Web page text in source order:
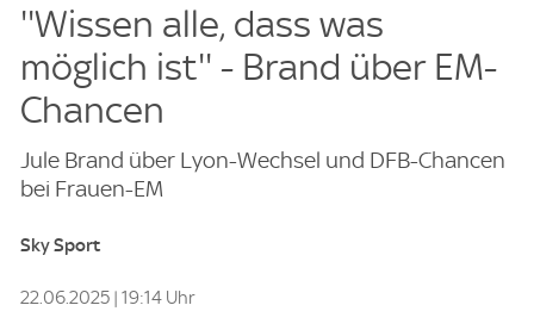
''Wissen alle, dass was
möglich ist'' - Brand über EM-
Chancen
Jule Brand über Lyon-Wechsel und DFB-Chancen
bei Frauen-EM
Sky Sport
22.06.2025 | 19:14 Uhr